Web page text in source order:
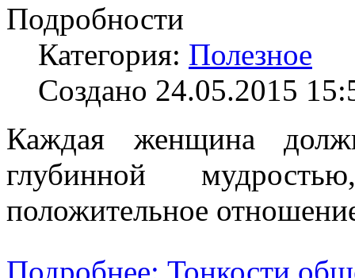
Подробности
Категория: Полезное
Создано 24.05.2015
Каждая женщина
глубинной
положительное
Подробнее: Тонкости